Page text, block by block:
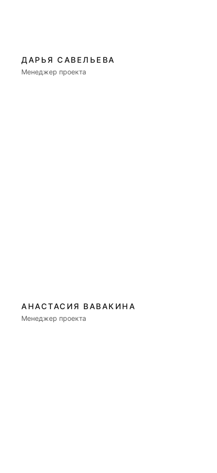
ДАРЬЯ САВЕЛЬЕВА
Менеджер проекта
АНАСТАСИЯ ВАВАКИНА
Менеджер проекта